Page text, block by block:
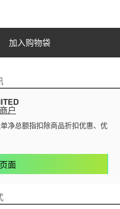
加入购物袋
户
净总额指扣除商品折扣优惠、优惠
面